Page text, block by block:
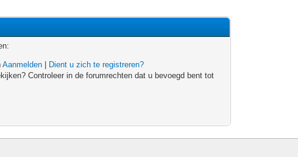
Aanmelden
Dient u zich te registreren?
Controleer in de forumrechten dat u bevoegd bent tot